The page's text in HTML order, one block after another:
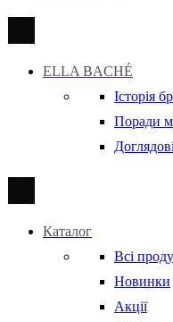
ELLA BACHÉ
Історія
Поради
Каталог
Всі
Новинки
Акції